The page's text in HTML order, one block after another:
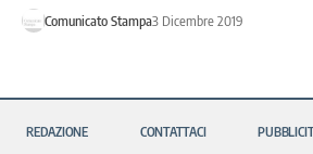
Comunicato Stampa3 Dicembre 2019
REDAZIONE CONTATTACI